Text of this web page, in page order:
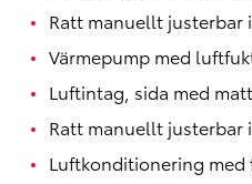
Ratt manuellt justerbar
Värmepump med
Luftintag, sida med
Ratt manuellt justerbar
Luftkonditionering med